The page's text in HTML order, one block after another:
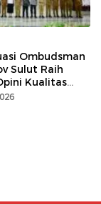
Ombudsman
Sulut Raih
Kualitas